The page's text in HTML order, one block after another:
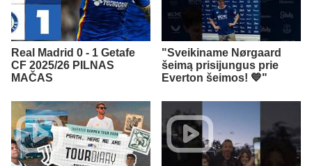
Real Madrid 0 - 1 Getafe
CF 2025/26 PILNAS
MAČAS
"Sveikiname Nørgaard
šeimą prisijungus prie
Everton šeimos! 💙"